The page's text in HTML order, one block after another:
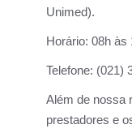
Unimed).
Horário: 08h às
Telefone: (021)
Além de nossa
prestadores e